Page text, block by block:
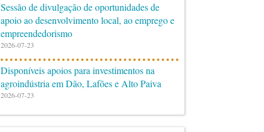
Sessão de divulgação de oportunidades de
apoio ao desenvolvimento local, ao emprego e
empreendedorismo
2026-07-23
Disponíveis apoios para investimentos na
agroindústria em Dão, Lafões e Alto Paiva
2026-07-23